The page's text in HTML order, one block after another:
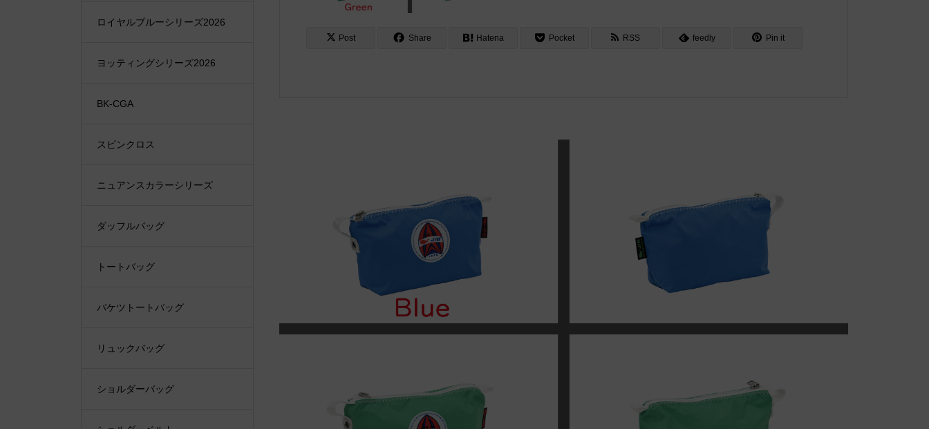
Post Share Hatena Pocket RSS feedly Pin it
ロイヤルブルーシリーズ2026
ヨッティングシリーズ2026
BK-CGA
スピンクロス
ニュアンスカラーシリーズ
ダッフルバッグ
トートバッグ
バケツトートバッグ
リュックバッグ
ショルダーバッグ